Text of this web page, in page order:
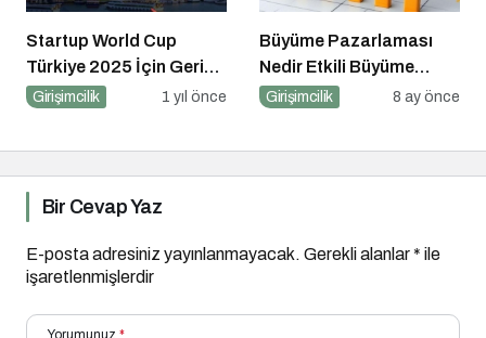
Startup World Cup
Türkiye 2025 İçin Geri
Sayım!
Girişimcilik 1 yıl önce
Büyüme Pazarlaması
Nedir Etkili Büyüme
Pazarlaması için 10
Girişimcilik 8 ay önce
Bir Cevap Yaz
E-posta adresiniz yayınlanmayacak. Gerekli alanlar* ile
işaretlenmişlerdir
Yorumunuz *